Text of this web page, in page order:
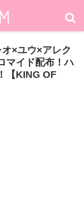
オ×ユウ×アレク
マイド配布！ハ
【KING OF